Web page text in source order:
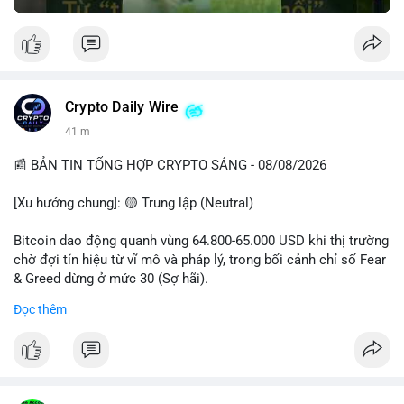
Crypto Daily Wire
41 m
📰 BẢN TIN TỔNG HỢP CRYPTO SÁNG - 08/08/2026
[Xu hướng chung]: 🟡 Trung lập (Neutral)
Bitcoin dao động quanh vùng 64.800-65.000 USD khi thị trường
chờ đợi tín hiệu từ vĩ mô và pháp lý, trong bối cảnh chỉ số Fear
& Greed dừng ở mức 30 (Sợ hãi).
- Thị trường & Giá cả: Chuỗi giao dịch cá voi BTC diễn ra dày
triệu USD lúc 08:19 UTC và 61,37 BTC (gần 4 triệu USD) lúc
Đọc thêm